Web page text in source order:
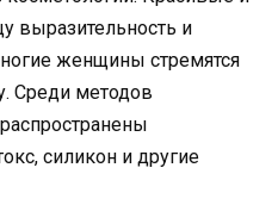
выразительность и
женщины стремятся
Среди методов
силикон и другие